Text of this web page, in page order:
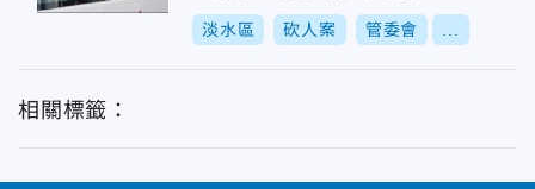
淡水區 砍人案 管委會
相關標籤：